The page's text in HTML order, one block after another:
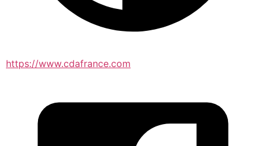
https://www.cdafrance.com